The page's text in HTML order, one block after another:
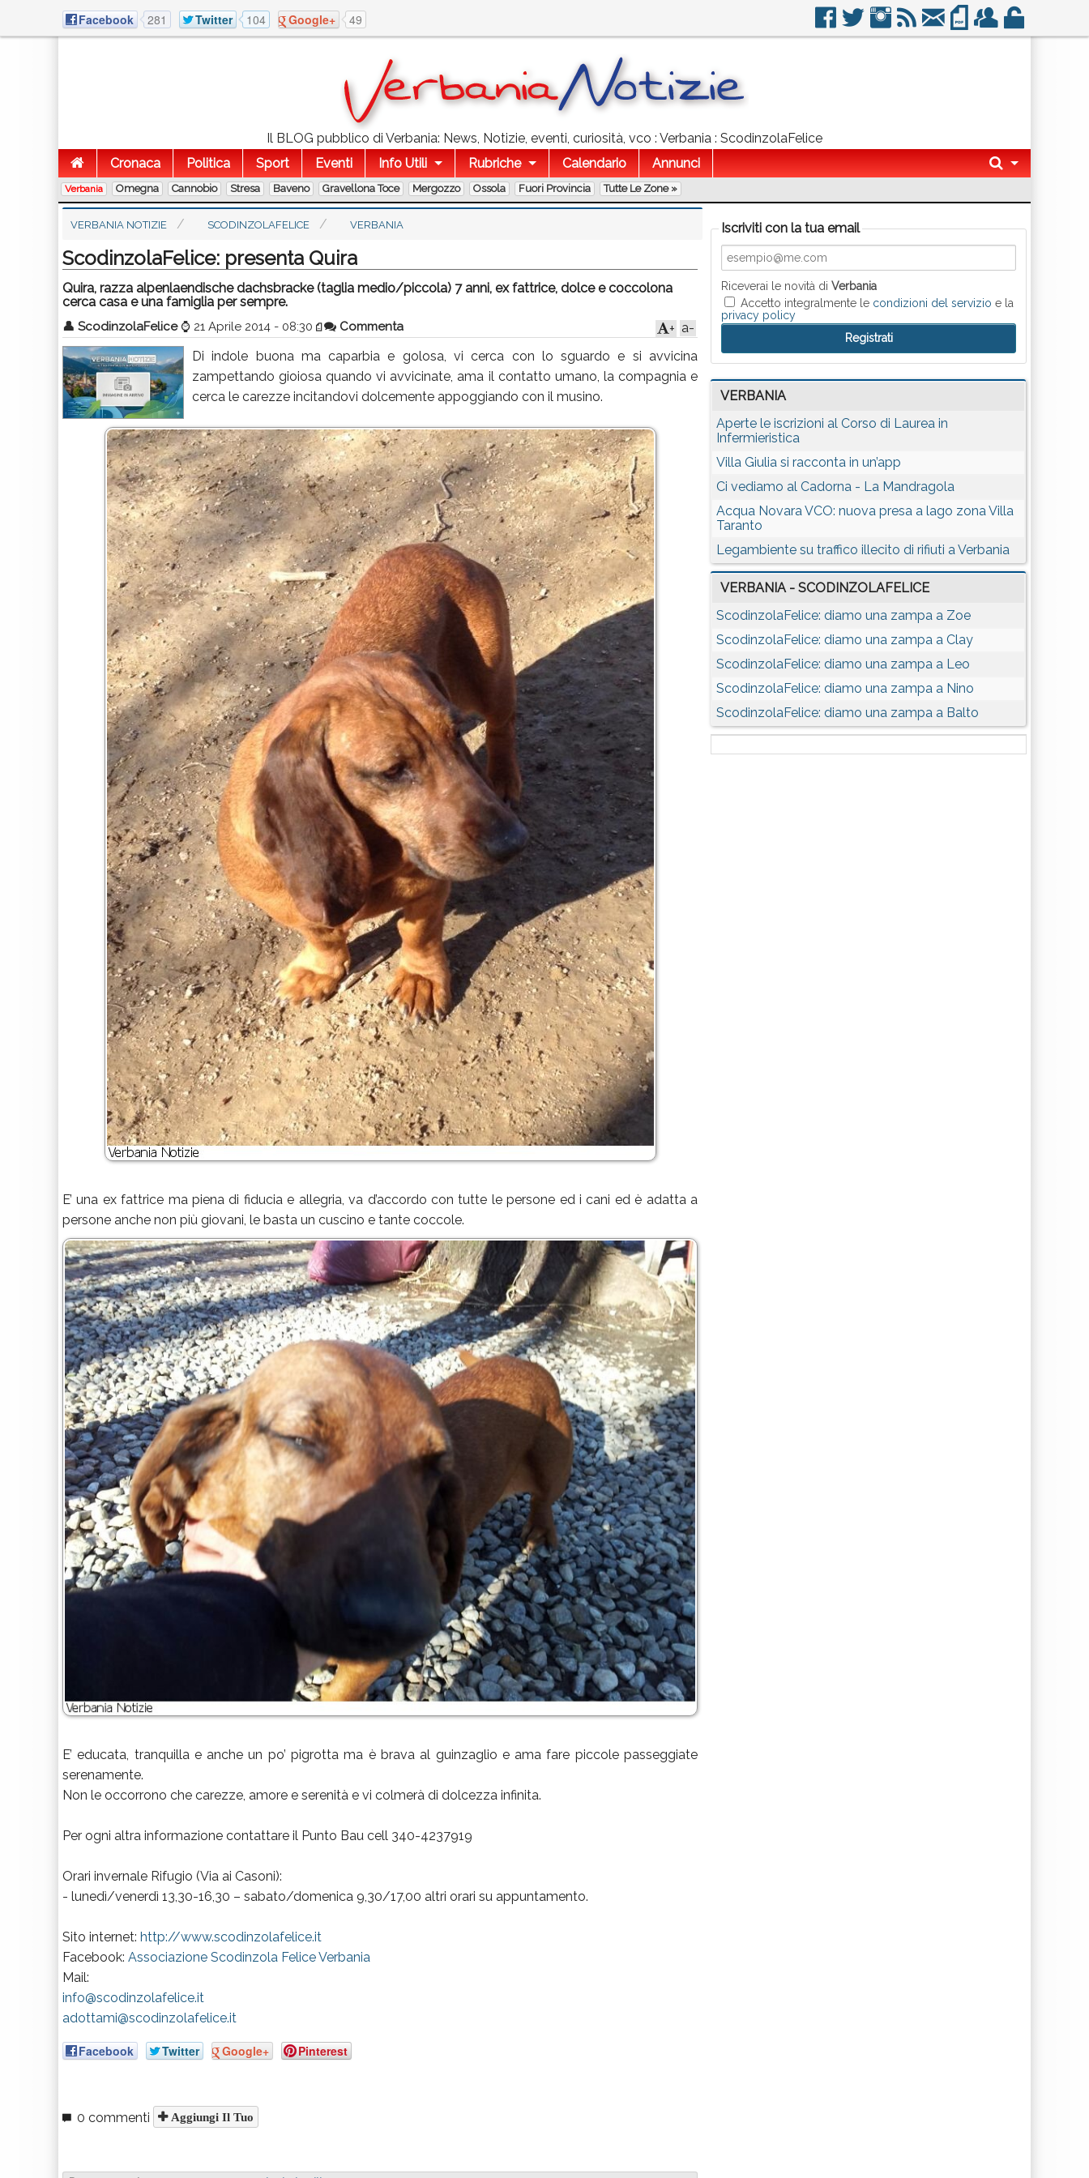
Facebook 281 Twitter 104 Google+ 49
Il BLOG pubblico di Verbania: News, Notizie, eventi, curiosità, vco : Verbania : ScodinzolaFelice
Cronaca
Politica Sport Eventi Info Utili Rubriche Calendario Annunci
Verbania Omegna Cannobio Stresa Baveno Gravellona Toce Mergozzo Ossola Fuori Provincia Tutte Le Zone »
VERBANIA NOTIZIE SCODINZOLAFELICE VERBANIA
ScodinzolaFelice: presenta Quira
Quira, razza alpenlaendische dachsbracke (taglia medio/piccola) 7 anni, ex fattrice, dolce e coccolona
cerca casa e una famiglia per sempre.
👤 ScodinzolaFelice ⌚ 21 Aprile 2014 - 08:30 Commenta a-
+
Di indole buona ma caparbia e golosa, vi cerca con lo sguardo e si avvicina
zampettando gioiosa quando vi avvicinate, ama il contatto umano, la compagnia e
cerca le carezze incitandovi dolcemente appoggiando con il musino.
E’ una ex fattrice ma piena di fiducia e allegria, va d’accordo con tutte le persone ed i cani ed è adatta a
persone anche non più giovani, le basta un cuscino e tante coccole.
E’ educata, tranquilla e anche un po’ pigrotta ma è brava al guinzaglio e ama fare piccole passeggiate
serenamente.
Non le occorrono che carezze, amore e serenità e vi colmerà di dolcezza infinita.
Per ogni altra informazione contattare il Punto Bau cell 340-4237919
Orari invernale Rifugio (Via ai Casoni):
- lunedì/venerdì 13,30-16,30 – sabato/domenica 9,30/17,00 altri orari su appuntamento.
Sito internet: http://www.scodinzolafelice.it
Facebook: Associazione Scodinzola Felice Verbania
Mail:
info@scodinzolafelice.it
adottami@scodinzolafelice.it
Facebook Twitter Google+ Pinterest
0 commenti Aggiungi Il Tuo
Iscriviti con la tua email
Riceverai le novità diVerbania
Accetto integralmente le condizioni del servizio e la
privacy policy
VERBANIA
Aperte le iscrizioni al Corso di Laurea in
Infermieristica
Villa Giulia si racconta in un’app
Ci vediamo al Cadorna - La Mandragola
Acqua Novara VCO: nuova presa a lago zona Villa
Taranto
Legambiente su traffico illecito di rifiuti a Verbania
VERBANIA - SCODINZOLAFELICE
ScodinzolaFelice: diamo una zampa a Zoe
ScodinzolaFelice: diamo una zampa a Clay
ScodinzolaFelice: diamo una zampa a Leo
ScodinzolaFelice: diamo una zampa a Nino
ScodinzolaFelice: diamo una zampa a Balto